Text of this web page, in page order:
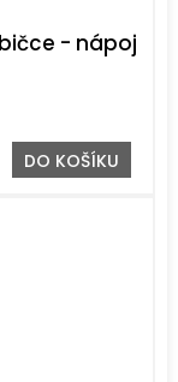
- nápoj
DO KOŠÍKU